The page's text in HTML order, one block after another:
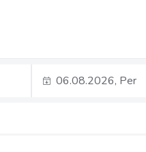
06.08.2026, Per